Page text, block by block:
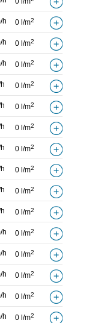
h 0 l/m2
h 0 l/m2
h 0 l/m2
0 l/m2
0 l/m2
0 l/m2
0 l/m2
0 l/m2
0 l/m2
0 l/m2
h 0 l/m2
h 0 l/m2
h 0 l/m2
h 0 l/m2
h 0 l/m2